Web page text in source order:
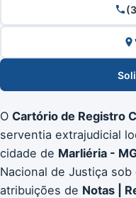
O Cartório de Registro
serventia extrajudicial
cidade de Marliéria -
Nacional de Justiça sob
atribuições de Notas |